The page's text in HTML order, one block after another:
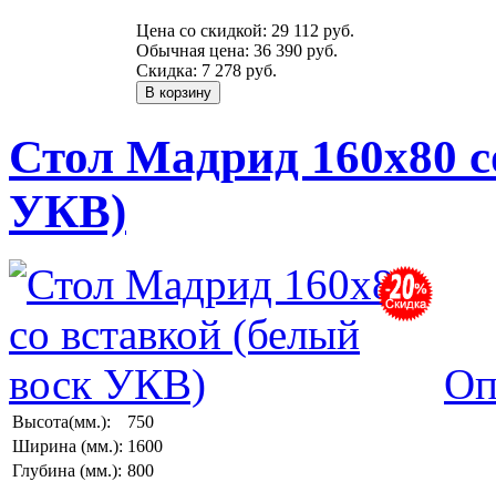
Цена со скидкой: 29 112 руб.
Обычная цена: 36 390 руб.
Скидка: 7 278 руб.
Стол Мадрид 160х80
УКВ)
Высота(мм.):
750
Ширина (мм.): 1600
Глубина (мм.): 800